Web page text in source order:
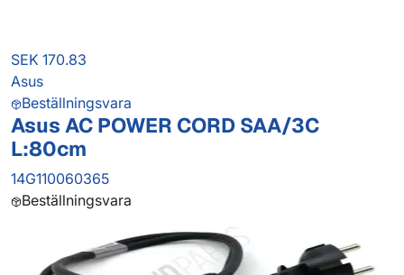
SEK 170.83
Asus
Beställningsvara
Asus AC POWER CORD SAA/3C
L:80cm
14G110060365
Beställningsvara